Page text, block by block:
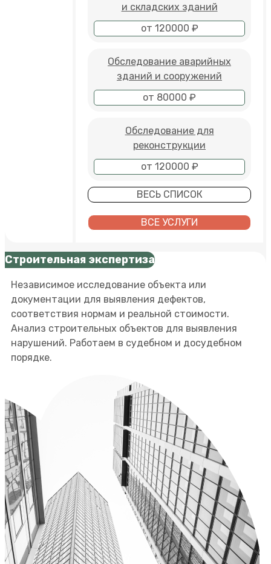
и складских зданий
от 120000 ₽
Обследование аварийных
зданий и сооружений
от 80000 ₽
Обследование для
реконструкции
от 120000 ₽
ВЕСЬ СПИСОК
ВСЕ УСЛУГИ
Строительная экспертиза
Независимое исследование объекта или
документации для выявления дефектов,
соответствия нормам и реальной стоимости.
Анализ строительных объектов для выявления
нарушений. Работаем в судебном и досудебном
порядке.